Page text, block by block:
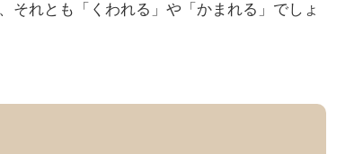
それとも「くわれる」や「かまれる」でしょ